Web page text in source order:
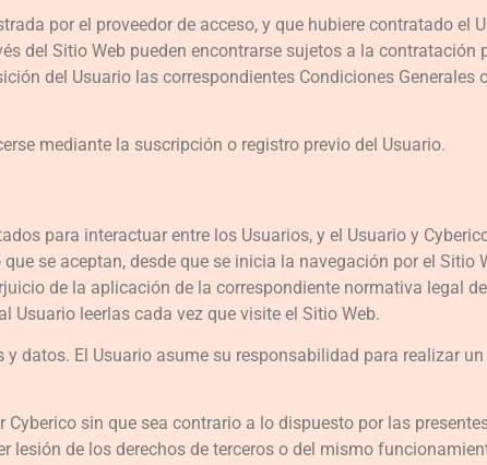
por el proveedor de acceso, y que hubiere contratado el
del Sitio Web pueden encontrarse sujetos a la contratación
del Usuario las correspondientes Condiciones Generales
mediante la suscripción o registro previo del Usuario.
para interactuar entre los Usuarios, y el Usuario y
se aceptan, desde que se inicia la navegación por el Sitio
de la aplicación de la correspondiente normativa legal
Usuario leerlas cada vez que visite el Sitio Web.
datos. El Usuario asume su responsabilidad para realizar
sin que sea contrario a lo dispuesto por las
lesión de los derechos de terceros o del mismo